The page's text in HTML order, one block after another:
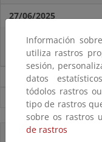
27/06/2025
La reunión ministerial de
el Atlántico Nordeste
Accesos directos
Información
utiliza rastros
sesión,
datos
tódolos rastros
tipo de rastros
sobre os rastros
de rastros